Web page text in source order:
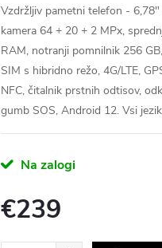
Vzdržljiv pametni telefon -
kamera 64 + 20 + 2 MPx,
RAM, notranji pomnilnik 256
SIM s hibridno režo, 4G/LTE,
NFC, čitalnik prstnih odtisov,
gumb SOS, Android 12. Vsi
Na zalogi
€239